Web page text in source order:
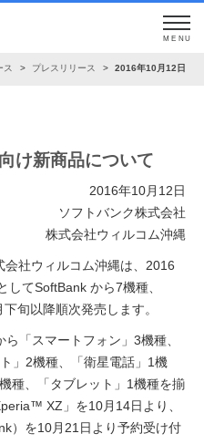
MENU
ス プレスリリース 2016年10月12日
け新商品について
2016年10月12日
ソフトバンク株式会社
株式会社ウィルコム沖縄
会社ウィルコム沖縄は、2016
てSoftBank から7機種、
旬以降順次発売します。
「スマートフォン」3機種、
」2機種、「衛星電話」1機
種、「タブレット」1機種を揃
XZ」を10月14日より、
）を10月21日より予約受け付